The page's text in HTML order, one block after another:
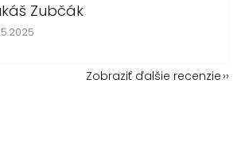
Zubčák
obchodu je 5 z 5 hviezdičiek.
Zobraziť ďalšie recenzie